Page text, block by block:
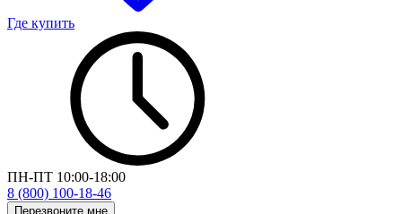
Где купить
ПН-ПТ 10:00-18:00
8 (800) 100-18-46
Перезвоните мне